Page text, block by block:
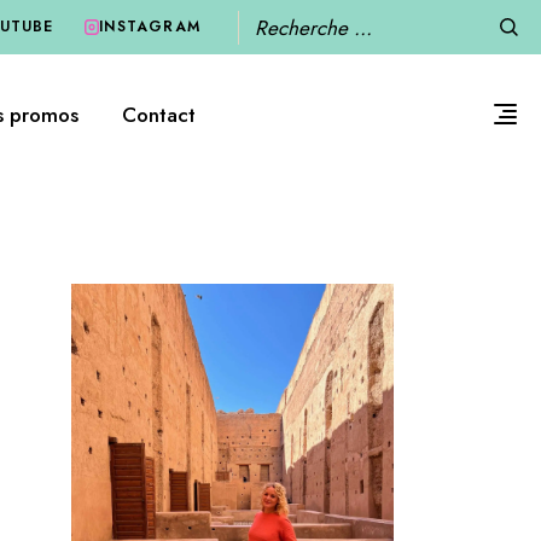
INSTAGRAM
Recherche
promos Contact